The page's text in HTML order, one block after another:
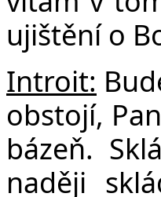
ujištění o
Introit:
obstojí,
bázeň.
naději